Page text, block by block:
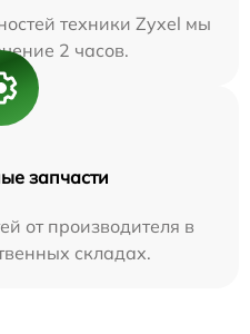
техники Zyxel мы
2 часов.
запчасти
от производителя в
складах.